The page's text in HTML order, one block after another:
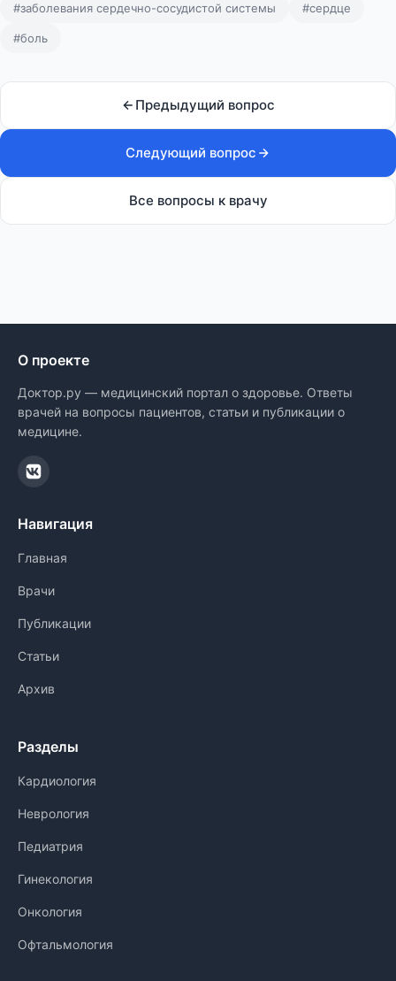
#заболевания сердечно-сосудистой системы #сердце
#боль
Предыдущий вопрос
Следующий вопрос
Все вопросы к врачу
О проекте
Доктор.ру — медицинский портал о здоровье. Ответы
врачей на вопросы пациентов, статьи и публикации о
медицине.
Навигация
Главная
Врачи
Публикации
Статьи
Архив
Разделы
Кардиология
Неврология
Педиатрия
Гинекология
Онкология
Офтальмология